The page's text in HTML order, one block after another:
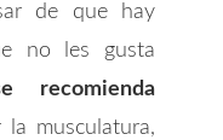
de que hay
no les gusta
recomienda
musculatura,